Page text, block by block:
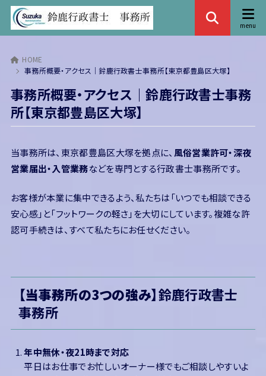
HOME
事務所概要・アクセス｜鈴鹿行政書士事務所【東京都豊島区大塚】
事務所概要・アクセス｜鈴鹿行政書士事務
所【東京都豊島区大塚】
当事務所は、東京都豊島区大塚を拠点に、 風俗営業許可・深夜
営業届出・入管業務などを専門とする行政書士事務所です。
お客様が本業に集中できるよう、私たちは「いつでも相談できる
安心感」と「フットワークの軽さ」を大切にしています。複雑な許
認可手続きは、すべて私たちにお任せください。
【当事務所の3つの強み】鈴鹿行政書士
事務所
年中無休・夜21時まで対応
平日はお仕事でお忙しいオーナー様でもご相談しやすいよ